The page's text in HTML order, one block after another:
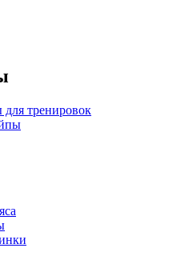
для тренировок